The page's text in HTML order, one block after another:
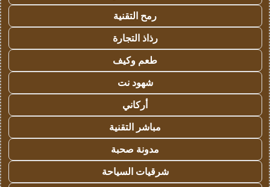
رمح التقنية
رذاذ التجارة
طعم وكيف
شهود نت
أركاني
مباشر التقنية
مدونة صحبة
شرقيات السياحة